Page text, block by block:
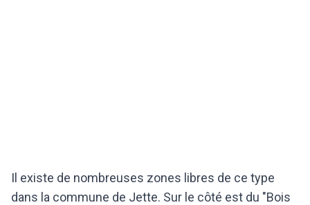
Il existe de nombreuses zones libres de ce type
dans la commune de Jette. Sur le côté est du "Bois